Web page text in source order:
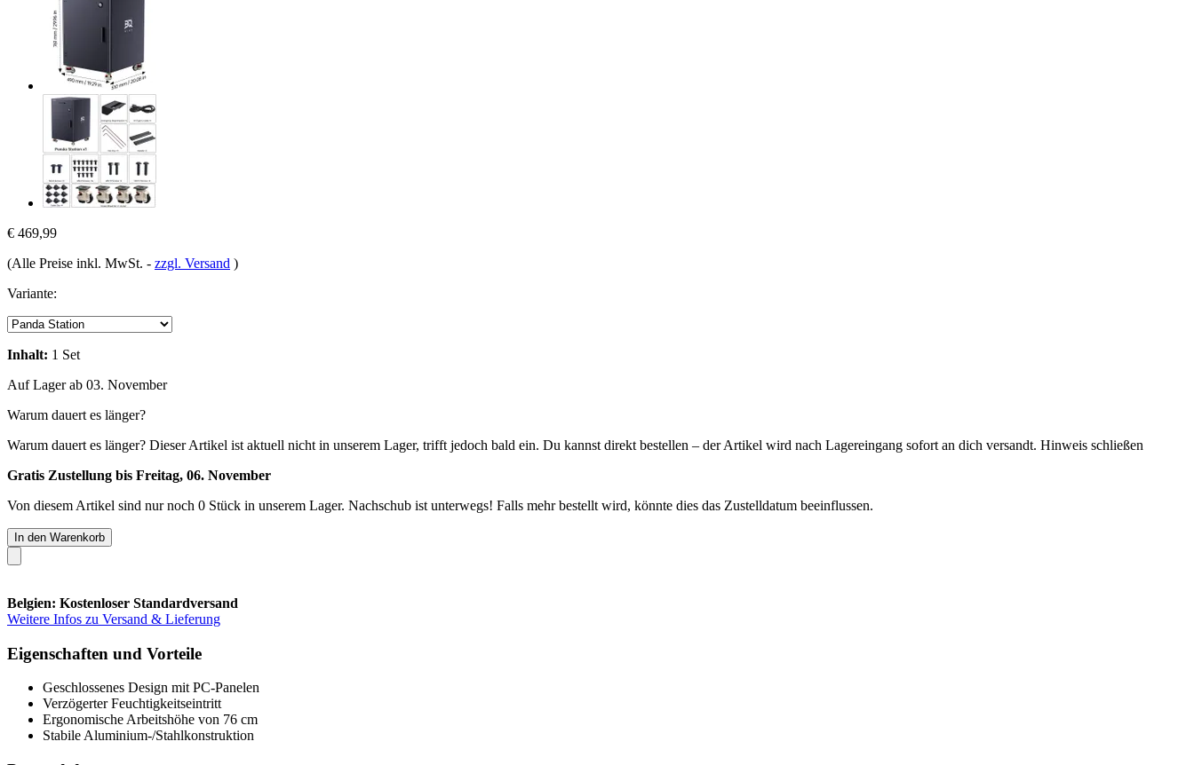
€ 469,99
(Alle Preise inkl. MwSt. - zzgl. Versand )
Variante:
Inhalt: 1 Set
Auf Lager ab 03. November
Warum dauert es länger?
Warum dauert es länger? Dieser Artikel ist aktuell nicht in unserem Lager, trifft jedoch bald ein. Du kannst direkt bestellen – der Artikel wird nach Lagereingang sofort an dich versandt. Hinweis schließen
Gratis Zustellung bis Freitag, 06. November
Von diesem Artikel sind nur noch 0 Stück in unserem Lager. Nachschub ist unterwegs! Falls mehr bestellt wird, könnte dies das Zustelldatum beeinflussen.
In den Warenkorb
Belgien: Kostenloser Standardversand
Weitere Infos zu Versand & Lieferung
Eigenschaften und Vorteile
Geschlossenes Design mit PC-Panelen
Verzögerter Feuchtigkeitseintritt
Ergonomische Arbeitshöhe von 76 cm
Stabile Aluminium-/Stahlkonstruktion